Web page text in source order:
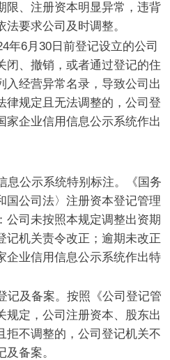
限、注册资本明显异常，违背
要求公司及时调整。
6月30日前登记设立的公司
闭、撤销，或者通过登记的住
入经营异常名录，导致公司出
律规定且无法调整的，公司登
家企业信用信息公示系统作出
公示系统特别标注。《国务
国公司法〉注册资本登记管理
公司未按照本规定调整出资期
记机关责令改正；逾期未改正
企业信用信息公示系统作出特
及备案。按照《公司登记管
规定，公司注册资本、股东出
拒不调整的，公司登记机关不
备案。